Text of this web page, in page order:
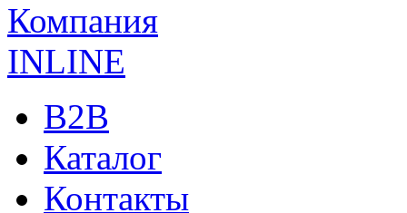
B2B
Каталог
Контакты